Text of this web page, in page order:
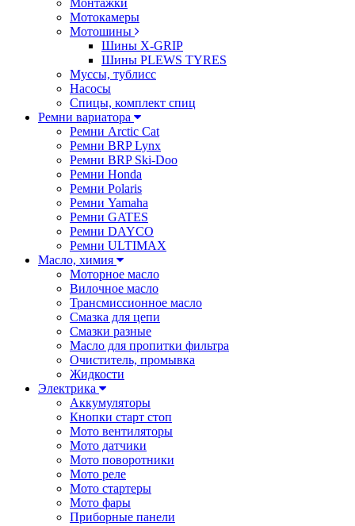
Монтажки
Мотокамеры
Мотошины
Шины X-GRIP
Шины PLEWS TYRES
Муссы, тублисс
Насосы
Спицы, комплект спиц
Ремни вариатора
Ремни Arctic Cat
Ремни BRP Lynx
Ремни BRP Ski-Doo
Ремни Honda
Ремни Polaris
Ремни Yamaha
Ремни GATES
Ремни DAYCO
Ремни ULTIMAX
Масло, химия
Моторное масло
Вилочное масло
Трансмиссионное масло
Смазка для цепи
Смазки разные
Масло для пропитки фильтра
Очиститель, промывка
Жидкости
Электрика
Аккумуляторы
Кнопки старт стоп
Мото вентиляторы
Мото датчики
Мото поворотники
Мото реле
Мото стартеры
Мото фары
Приборные панели